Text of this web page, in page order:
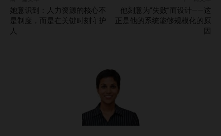
物。 Anbu与Robin代表了最勇敢的新闻与行动主义。他们直
言不讳，通过自身的努力推动监管改革、企业责任和公众意
识。 绿色金融，能否弥补城市扩张的代价？ 那么，这一切为
被吸引来此，正是看中了新加坡的政治稳定与长远规划。 但
全球趋势正在转变。 投资者开始将自然相关风险纳入考量，
与碳排放同等看待。随着“自然相关财务披露工作
组”（Taskforce on Nature-related Financial Disclosures,
TNFD）等框架的兴起，生物多样性指标即将与温室气体报告
她意识到：人力资源的核心不
是制度，而是在关键时刻守护
人
他刻意为“失败”而设计——这
正是他的系统能够规模化的原
因